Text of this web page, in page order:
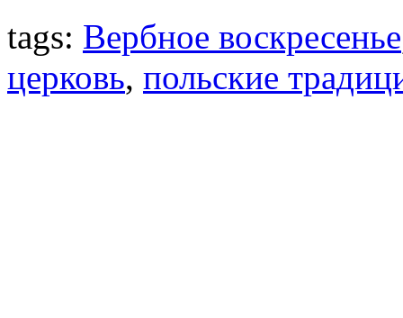
tags: Вербное воскресенье
церковь, польские